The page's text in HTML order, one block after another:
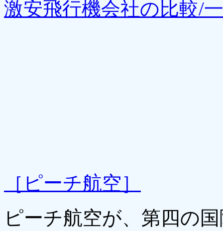
激安飛行機会社の比較/
［ピーチ航空］
ピーチ航空が、第四の